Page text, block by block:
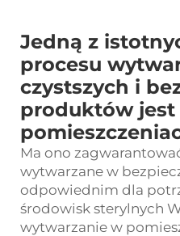
Jedną z
procesu
czystszych i
produktów
Ma ono
wytwarzane w
odpowiednim dla
środowisk sterylnych
wytwarzanie w